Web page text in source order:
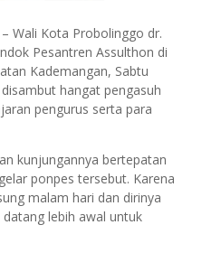
Wali Kota Probolinggo dr.
Pesantren Assulthon di
Kademangan, Sabtu
hangat pengasuh
pengurus serta para
kunjungannya bertepatan
ponpes tersebut. Karena
malam hari dan dirinya
lebih awal untuk